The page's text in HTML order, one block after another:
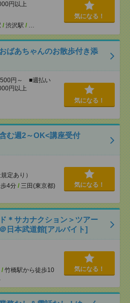
円以上
/ 渋沢駅 / …
気になる！
ばあちゃんのお散歩付き添
円～ ■週払い
円以上
気になる！
む週2～OK<講座受付
定あり）
4分 / 三田(東京都)
気になる！
＊サカナクション＞ツアー
日本武道館[アルバイト]
/ 竹橋駅から徒歩10
気になる！